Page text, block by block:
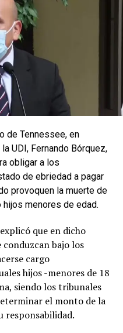
de Tennessee, en
UDI, Fernando Bórquez,
obligar a los
de ebriedad a pagar
provoquen la muerte de
hijos menores de edad.
que en dicho
conduzcan bajo los
cargo
hijos -menores de 18
siendo los tribunales
el monto de la
responsabilidad.